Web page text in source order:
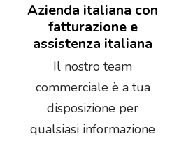
Azienda italiana con
fatturazione e
assistenza italiana
Il nostro team
commerciale è a tua
disposizione per
qualsiasi informazione